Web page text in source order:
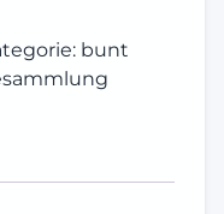
bunt